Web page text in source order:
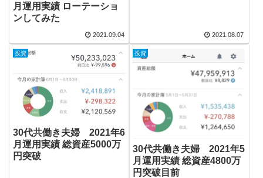
月運用実績 ローテーショ
ンしてみた
2021.09.04 2021.08.07
投資
30代共働き夫婦 2021年6
月運用実績 総資産5000万
円突破
投資
30代共働き夫婦 2021年5
月運用実績 総資産4800万
円突破目前